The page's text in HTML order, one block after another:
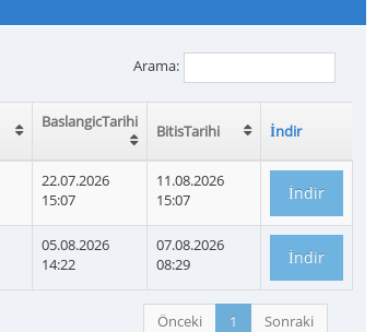
Arama:
BaslangicTarihi BitisTarihi İndir
22.07.2026
15:07
11.08.2026
15:07
05.08.2026
14:22
07.08.2026
08:29
Önceki 1 Sonraki